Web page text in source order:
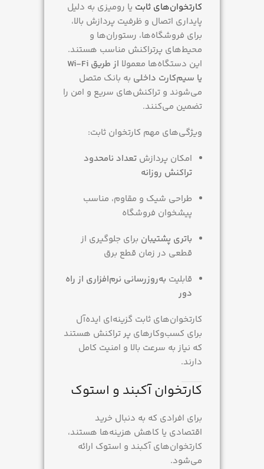
کارتخوان‌های ثابت یا رومیزی به دلیل
پایداری اتصال و ظرفیت پردازش بالا،
برای فروشگاه‌ها، رستوران‌ها و
محیط‌های پرتراکنش مناسب هستند.
این دستگاه‌ها معمولا
از طریق Wi-Fi
یا سیم‌کارت داخلی به بانک متصل
می‌شوند و تراکنش‌های سریع و امن را
تضمین می‌کنند.
ویژگی‌های مهم کارتخوان ثابت:
امکان پردازش تعداد نامحدود
تراکنش روزانه
طراحی شیک و مقاوم، مناسب
پیشخوان فروشگاه
باتری پشتیبان برای جلوگیری از
قطعی در زمان قطع برق
قابلیت به‌روزرسانی نرم‌افزاری از راه
دور
کارتخوان‌های ثابت گزینه‌ای ایده‌آل
برای کسب‌وکارهای پر تراکنش هستند
که نیاز به سرعت بالا و امنیت کامل
دارند.
کارتخوان آکبند و استوک
برای افرادی که به دنبال خرید
اقتصادی یا کاهش هزینه‌ها هستند،
کارتخوان‌های آکبند و استوک ارائه
می‌شود.